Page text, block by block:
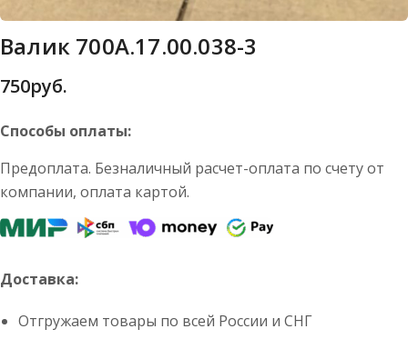
Валик 700А.17.00.038-3
750руб.
Способы оплаты:
Предоплата. Безналичный расчет-оплата по счету от
компании, оплата картой.
Доставка:
Отгружаем товары по всей России и СНГ